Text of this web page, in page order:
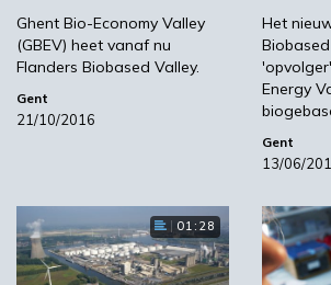
bedrijven bij elkaar gezet, zodat
omzetten van grondstoffen tot
allemaal op één locatie
het zeer efficiënt’, legt
ander cluster dat wij hebben
gebied van afvalverwerking. We
kunnen fermenteren tot
Hoe kunnen we connecties
maken om dit te realiseren?’.
Ghent Bio-Economy Valley
(GBEV) heet vanaf nu
Flanders Biobased Valley.
Gent
21/10/2016
Het
Energy
Gent
13/06/
01:28